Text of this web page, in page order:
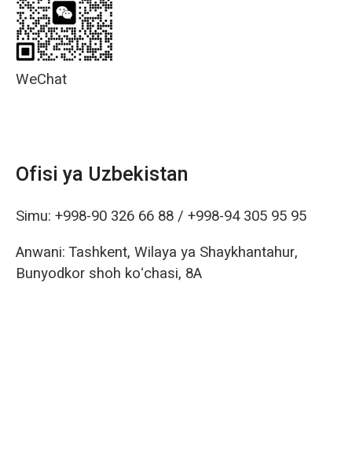
WeChat
Ofisi ya Uzbekistan
Simu: +998-90 326 66 88/ +998-94 305 95 95
Anwani: Tashkent, Wilaya ya Shaykhantahur,
Bunyodkor shoh koʻchasi, 8A